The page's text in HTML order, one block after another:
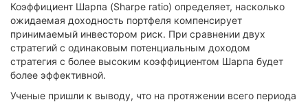
Коэффициент Шарпа (Sharpe ratio) определяет, насколько
ожидаемая доходность портфеля компенсирует
принимаемый инвестором риск. При сравнении двух
стратегий с одинаковым потенциальным доходом
стратегия с более высоким коэффициентом Шарпа будет
более эффективной.
Ученые пришли к выводу, что на протяжении всего периода